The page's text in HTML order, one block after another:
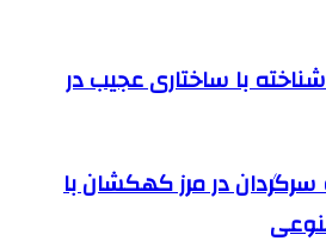
با ساختاری عجیب در
در مرز کهکشان با